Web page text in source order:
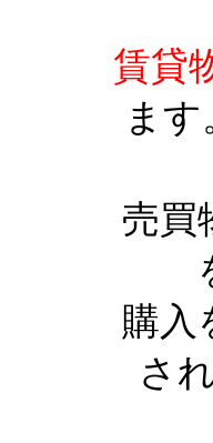
賃貸
ま
売買
購入
さ